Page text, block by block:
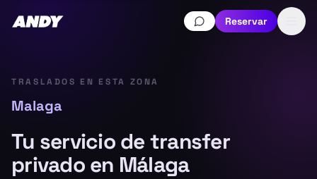
Reservar
TRASLADOS EN ESTA ZONA
Malaga
Tu servicio de transfer
privado en Málaga